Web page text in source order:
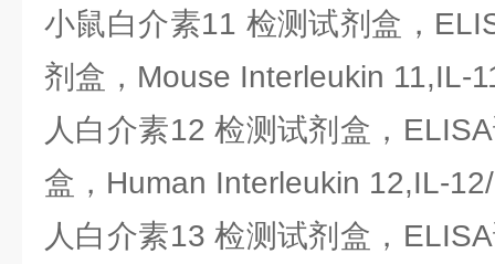
小鼠白介素11 检测试剂盒，
剂盒，Mouse Interleukin 11,IL-
人白介素12 检测试剂盒，
盒，Human Interleukin 12,IL-
人白介素13 检测试剂盒，